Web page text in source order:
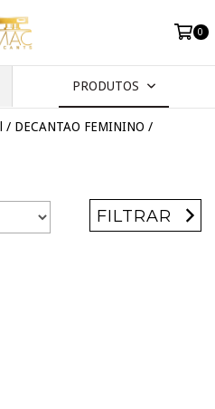
0
PRODUTOS
/ DECANTAO FEMININO /
FILTRAR